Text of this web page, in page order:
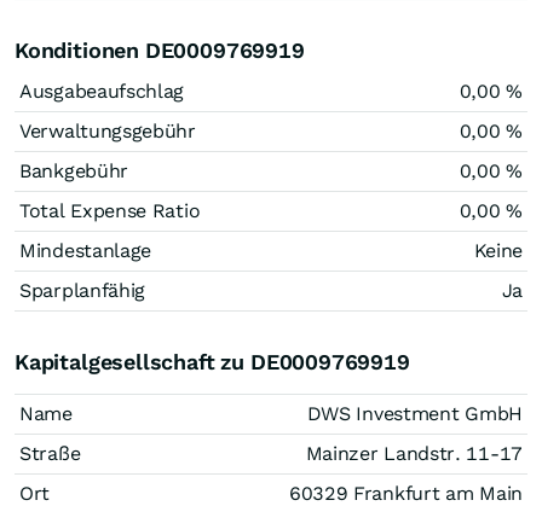
Konditionen DE0009769919
Ausgabeaufschlag
0,00 %
Verwaltungsgebühr
0,00 %
Bankgebühr
0,00 %
Total Expense Ratio
0,00 %
Mindestanlage
Keine
Sparplanfähig
Ja
Kapitalgesellschaft zu DE0009769919
Name
DWS Investment GmbH
Straße
Mainzer Landstr. 11-17
Ort
60329 Frankfurt am Main